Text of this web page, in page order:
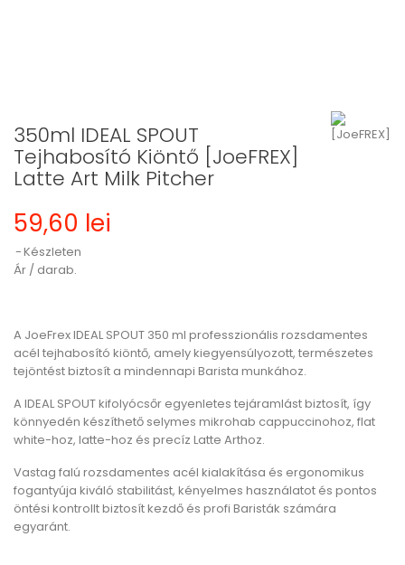
350ml IDEAL SPOUT
Tejhabosító Kiöntő [JoeFREX]
Latte Art Milk Pitcher
59,60 lei
Készleten
Ár / darab.
A JoeFrex IDEAL SPOUT 350 ml professzionális rozsdamentes
acél tejhabosító kiöntő, amely kiegyensúlyozott, természetes
tejöntést biztosít a mindennapi Barista munkához.
A IDEAL SPOUTkifolyócsőr egyenletes tejáramlást biztosít, így
könnyedén készíthető selymes mikrohab cappuccinohoz, flat
white-hoz, latte-hoz és precíz Latte Arthoz.
Vastag falú rozsdamentes acél kialakítása és ergonomikus
fogantyúja kiváló stabilitást, kényelmes használatot és pontos
öntési kontrollt biztosít kezdő és profi Baristák számára
egyaránt.